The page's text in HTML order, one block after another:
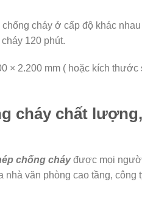
cháy ở cấp độ khác
120 phút.
× 2.200 mm ( hoặc kích thước
cháy chất
chống cháy được mọi
văn phòng cao tầng, công